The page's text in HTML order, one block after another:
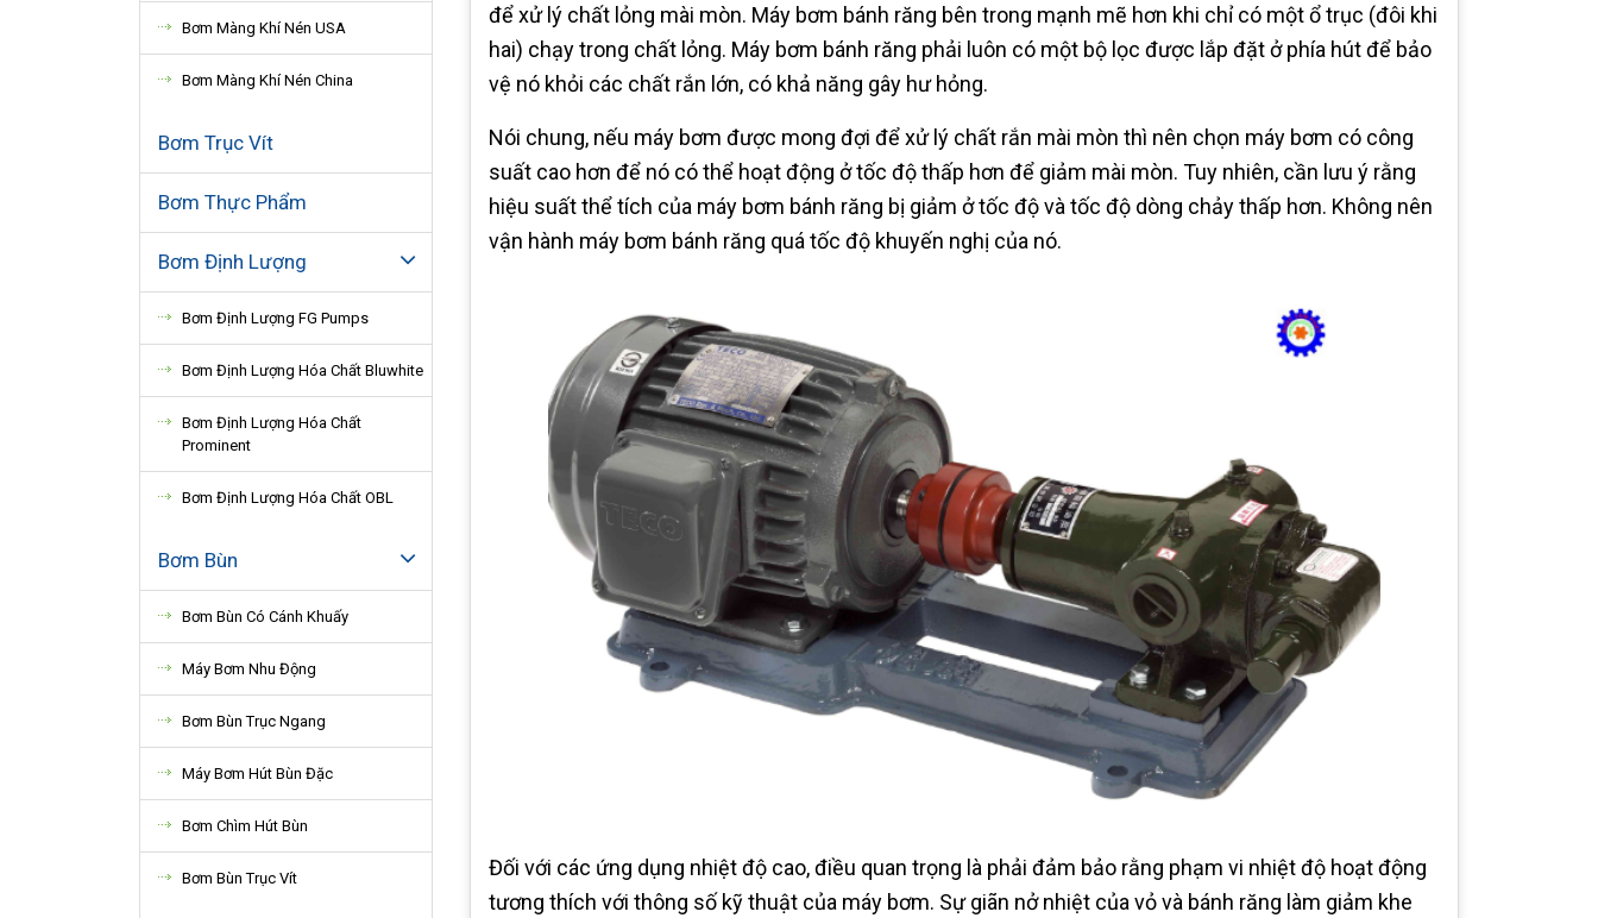
Bơm Màng Khí Nén USA
Bơm Màng Khí Nén China
Bơm Trục Vít
Bơm Thực Phẩm
Bơm Định Lượng
Bơm Định Lượng FG Pumps
Bơm Định Lượng Hóa Chất Bluwhite
Bơm Định Lượng Hóa Chất
Prominent
Bơm Định Lượng Hóa Chất OBL
Bơm Bùn
Bơm Bùn Có Cánh Khuấy
Máy Bơm Nhu Động
Bơm Bùn Trục Ngang
Máy Bơm Hút Bùn Đặc
Bơm Chìm Hút Bùn
Bơm Bùn Trục Vít
để xử lý chất lỏng mài mòn. Máy bơm bánh răng bên trong mạnh mẽ hơn khi chỉ có một ổ trục (đôi khi
hai) chạy trong chất lỏng. Máy bơm bánh răng phải luôn có một bộ lọc được lắp đặt ở phía hút để bảo
vệ nó khỏi các chất rắn lớn, có khả năng gây hư hỏng.
Nói chung, nếu máy bơm được mong đợi để xử lý chất rắn mài mòn thì nên chọn máy bơm có công
suất cao hơn để nó có thể hoạt động ở tốc độ thấp hơn để giảm mài mòn. Tuy nhiên, cần lưu ý rằng
hiệu suất thể tích của máy bơm bánh răng bị giảm ở tốc độ và tốc độ dòng chảy thấp hơn. Không nên
vận hành máy bơm bánh răng quá tốc độ khuyến nghị của nó.
Đối với các ứng dụng nhiệt độ cao, điều quan trọng là phải đảm bảo rằng phạm vi nhiệt độ hoạt động
tương thích với thông số kỹ thuật của máy bơm. Sự giãn nở nhiệt của vỏ và bánh răng làm giảm khe